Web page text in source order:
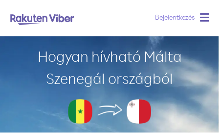
Bejelentkezés
Hogyan hívható Málta
Szenegál országból